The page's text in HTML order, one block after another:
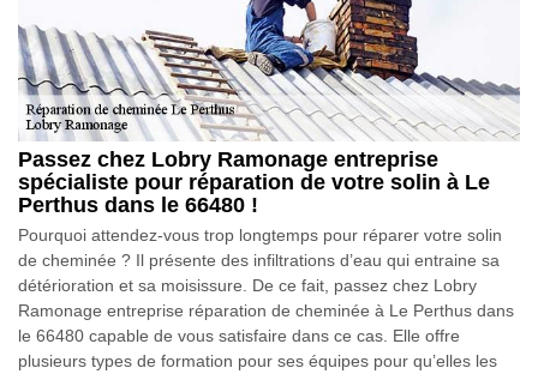
Passez chez Lobry Ramonage entreprise
spécialiste pour réparation de votre solin à Le
Perthus dans le 66480 !
Pourquoi attendez-vous trop longtemps pour réparer votre solin
de cheminée ? Il présente des infiltrations d’eau qui entraine sa
détérioration et sa moisissure. De ce fait, passez chez Lobry
Ramonage entreprise réparation de cheminée à Le Perthus dans
le 66480 capable de vous satisfaire dans ce cas. Elle offre
plusieurs types de formation pour ses équipes pour qu’elles les